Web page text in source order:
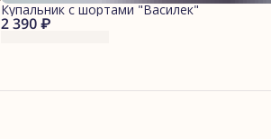
2 390 ₽
Купальник с шортами "Василек"